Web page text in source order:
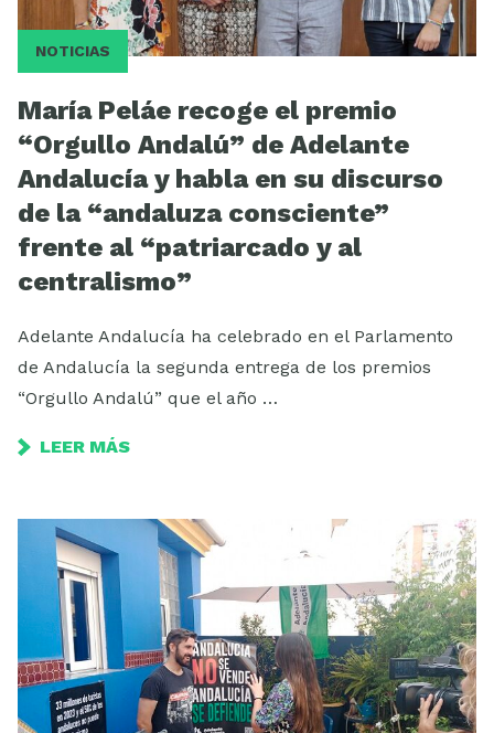
NOTICIAS
María Peláe recoge el premio
“Orgullo Andalú” de Adelante
Andalucía y habla en su discurso
de la “andaluza consciente”
frente al “patriarcado y al
centralismo”
Adelante Andalucía ha celebrado en el Parlamento
de Andalucía la segunda entrega de los premios
“Orgullo Andalú” que el año …
LEER MÁS